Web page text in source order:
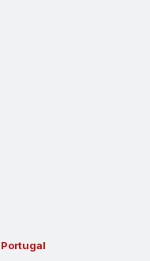
Portugal